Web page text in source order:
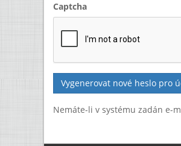
Captcha
Nemáte-li v systému zadán e-